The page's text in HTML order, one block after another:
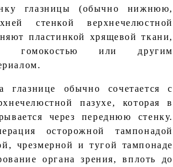
глазницы (обычно нижнюю,
стенкой верхнечелюстной
пластинкой хрящевой ткани,
гомокостью или другим
глазнице обычно сочетается с
пазухе, которая в
через переднюю стенку.
осторожной тампонадой
чрезмерной и тугой тампонаде
органа зрения, вплоть до